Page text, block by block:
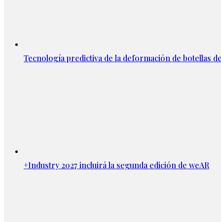
Tecnología predictiva de la deformación de botellas
+Industry 2027 incluirá la segunda edición de weAR